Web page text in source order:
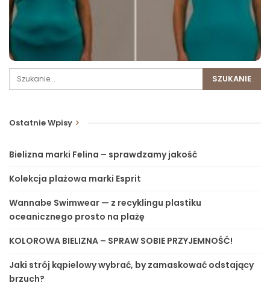
Ostatnie Wpisy
Bielizna marki Felina – sprawdzamy jakość
Kolekcja plażowa marki Esprit
Wannabe Swimwear — z recyklingu plastiku
oceanicznego prosto na plażę
KOLOROWA BIELIZNA – SPRAW SOBIE PRZYJEMNOŚĆ!
Jaki strój kąpielowy wybrać, by zamaskować odstający
brzuch?